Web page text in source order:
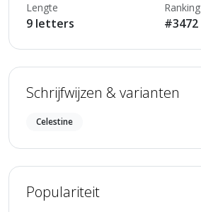
Lengte
9 letters
Ranking
#3472
Schrijfwijzen & varianten
Celestine
Populariteit